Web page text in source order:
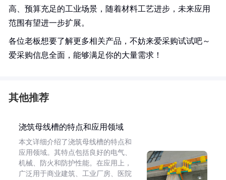
高、预算充足的工业场景，随着材料工艺进步，未来应用
范围有望进一步扩展。
各位老板想要了解更多相关产品，不妨来爱采购试试吧～
爱采购信息全面，能够满足你的大量需求！
其他推荐
浇筑母线槽的特点和应用领域
本文详细介绍了浇筑母线槽的特点和
应用领域。其特点包括良好的电气、
机械、防火和防护性能。在应用上，
广泛用于商业建筑、工业厂房、医院